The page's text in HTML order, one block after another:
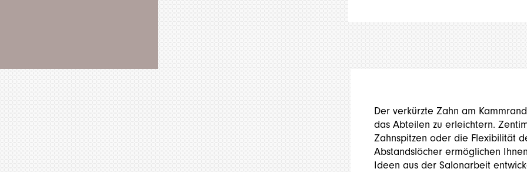
Der verkürzte Zahn am
das Abteilen zu erleichtern.
Zahnspitzen oder die Flexibilität
Abstandslöcher ermöglichen
Ideen aus der Salonarbeit